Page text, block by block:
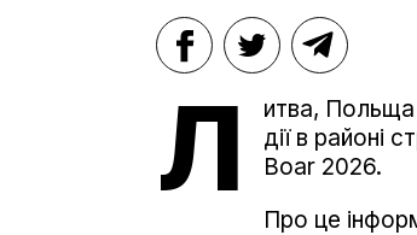
Л
итва, Польща
дії в районі
Boar 2026.
Про це